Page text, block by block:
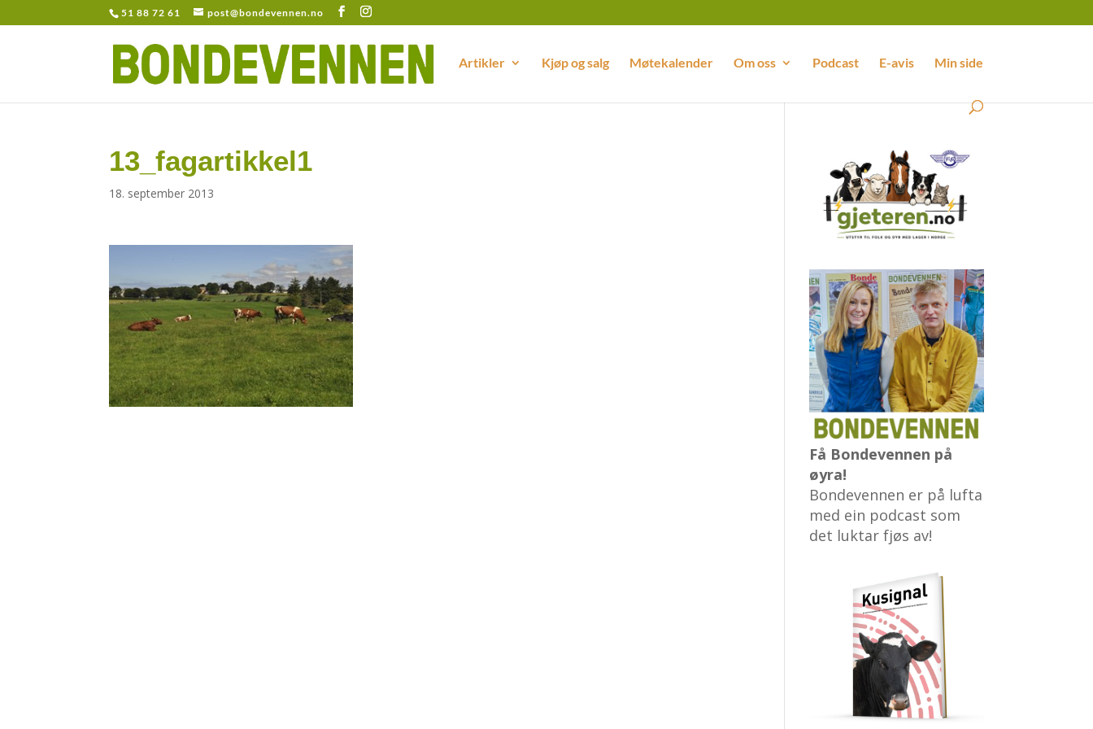
51 88 72 61 post@bondevennen.no
Artikler Kjøp og salg Møtekalender Om oss Podcast E-avis Min side
13_fagartikkel1
18. september 2013
Få Bondevennen på
øyra!
Bondevennen er på lufta
med ein podcast som
det luktar fjøs av!